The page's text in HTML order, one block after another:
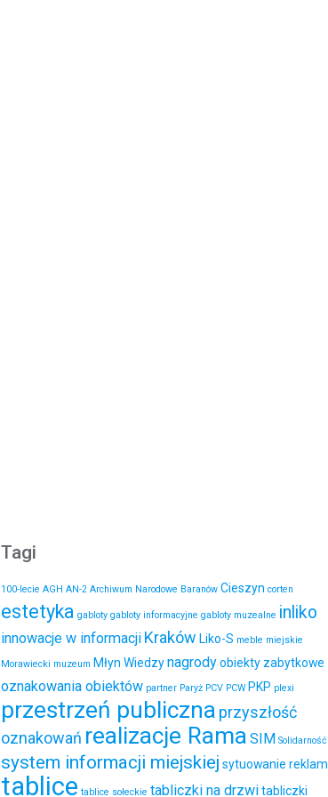
Tagi
100-lecie AGH AN-2 Archiwum Narodowe Baranów Cieszyn corten
estetyka gabloty gabloty informacyjne gabloty muzealne inliko
innowacje w informacji Kraków Liko-S meble miejskie
Morawiecki muzeum Młyn Wiedzynagrodyobiekty zabytkowe
oznakowania obiektów partner Paryż PCV PCW PKP plexi
przestrzeń publiczna przyszłość
oznakowań realizacje Rama SIM Solidarność
system informacji miejskiej sytuowanie reklam
tablice tablice sołeckie tabliczki na drzwitabliczki